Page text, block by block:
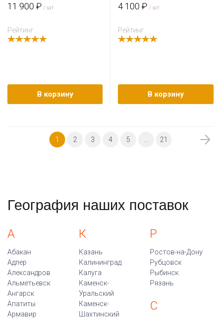
11 900 ₽ / шт
Рейтинг
В корзину
4 100 ₽ / шт
Рейтинг
В корзину
1 2 3 4 5 21
География наших поставок
А
Абакан
Адлер
Александров
Альметьевск
Ангарск
Апатиты
Армавир
К
Казань
Калининград
Калуга
Каменск-
Уральский
Каменск-
Шахтинский
Р
Ростов-на-Дону
Рубцовск
Рыбинск
Рязань
С